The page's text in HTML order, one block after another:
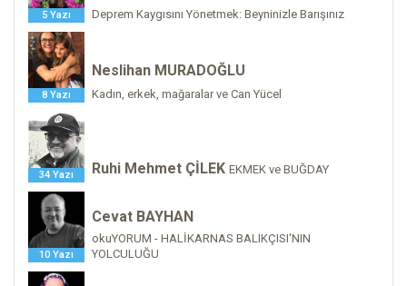
5 Yazı Deprem Kaygısını Yönetmek: Beyninizle Barışınız
8 Yazı
Neslihan MURADOĞLU
Kadın, erkek, mağaralar ve Can Yücel
34 Yazı Ruhi Mehmet ÇİLEK EKMEK ve BUĞDAY
10 Yazı
Cevat BAYHAN
okuYORUM - HALİKARNAS BALIKÇISI'NIN
YOLCULUĞU